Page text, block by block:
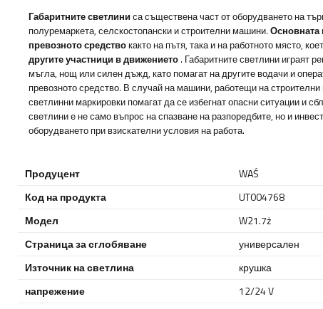
Габаритните светлини са съществена част от оборудването на
полуремаркета, селскостопански и строителни машини. Основната
превозното средствокакто на пътя, така и на работното място,
другите участници в движението . Габаритните светлини играят
мъгла, нощ или силен дъжд, като помагат на другите водачи и
превозното средство. В случай на машини, работещи на
светлинни маркировки помагат да се избегнат опасни ситуации и
светлини е не само въпрос на спазване на разпоредбите, но и
оборудването при взискателни условия на работа.
Продуцент
WAŚ
Код на продукта
UT004768
Модел
W21.7ż
Страница за сглобяване
универсален
Източник на светлина
крушка
напрежение
12/24 V